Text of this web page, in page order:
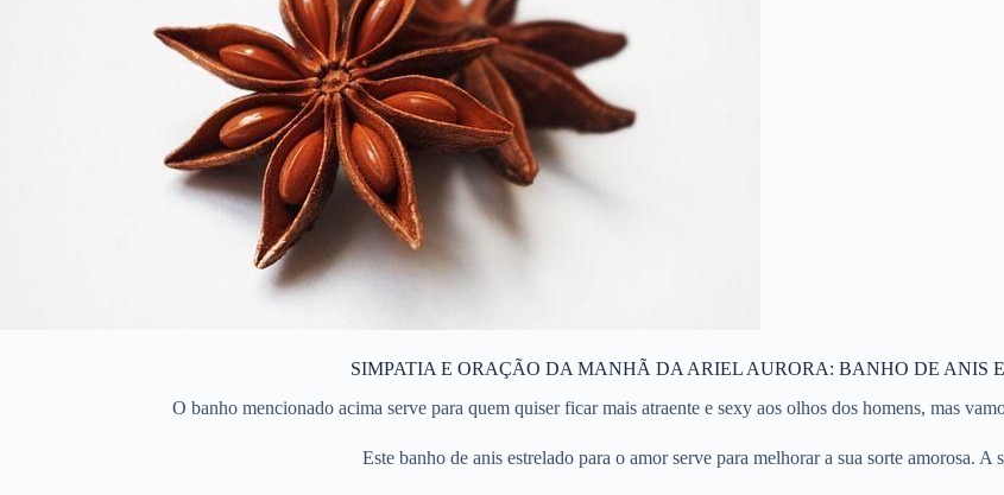
SIMPATIA E ORAÇÃO DA MANHÃ DA ARIEL AURORA: BANHO DE ANIS
O banho mencionado acima serve para quem quiser ficar mais atraente e sexy aos olhos dos homens, mas
Este banho de anis estrelado para o amor serve para melhorar a sua sorte amorosa. A